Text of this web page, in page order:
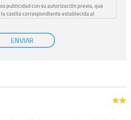
publicidad con su autorización previa, que
casilla correspondiente establecida al
sus datos con su consentimiento
mediante la casilla correspondiente
qué información tenemos sobre usted,
ENVIAR